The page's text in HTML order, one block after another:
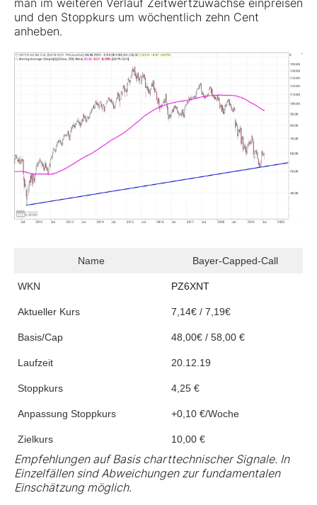
man im weiteren Verlauf Zeitwertzuwächse einpreisen
und den Stoppkurs um wöchentlich zehn Cent
anheben.
Name Bayer-Capped-Call
WKN PZ6XNT
Aktueller Kurs 7,14€ / 7,19€
Basis/Cap 48,00€ / 58,00 €
Laufzeit 20.12.19
Stoppkurs 4,25 €
Anpassung Stoppkurs +0,10 €/Woche
Zielkurs 10,00 €
Empfehlungen auf Basis charttechnischer Signale. In
Einzelfällen sind Abweichungen zur fundamentalen
Einschätzung möglich.